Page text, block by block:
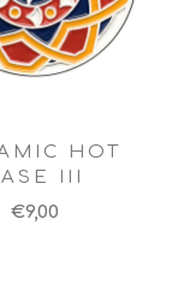
HOT
III
€9,00